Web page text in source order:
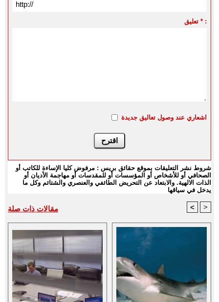
تعليق * :
اشعاري عند وصول تعاليق جديدة
شروط نشر التعليقات بموقع حقائق بريس : مرفوض كليا الإساءة للكاتب أو
الصحافي أو للأشخاص أو المؤسسات أو للمقدسات أو مهاجمة الأديان أو
الذات الالهية. والابتعاد عن التحريض الطائفي والعنصري والشتائم وكل ما
يدخل في سياقها
مقالات ذات صلة < >